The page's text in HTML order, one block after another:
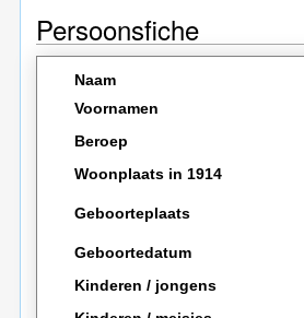
Persoonsfiche
Naam
Voornamen
Beroep
Woonplaats in 1914
Geboorteplaats
Geboortedatum
Kinderen / jongens